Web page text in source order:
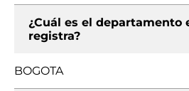
¿Cuál es el departamento
registra?
BOGOTA